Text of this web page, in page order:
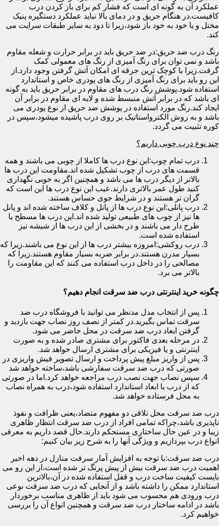
عملکرد آن به گونه ای است که فشار کم برای باز کردن درب
کافیست.در هنگام حریق و در دمای بالا نباید عملکرد دستگیره پنیک
مختل و یا خود به خود باز شود،زیرا تا دود به سایر طبقات سرایت می
کند.
رنگ درب ضد حریق:در ضد حریق باید در برابر حرارت و شعله مقاوم
باشد و نمی توان برای رنگ آمیزی از رنگ های معمولی کمک
گرفت.زیرا با کوچک ترین جرقه ای امکان آتش گرفتن وجود دارد.از
این رو باید برای رنگ آمیزی از رنگ های پودری خاص و استاندارد
استفاده شود.پوشش رنگ درب های مقاوم در برابر حریق باید به گونه
ای باشد که در برابر آتش منبسط شده و لایه ای مقاوم در برابر آن
ایجاد کند.رنگ مورد استفاده در پوشش ضد حریق از نوع پودری می
باشد و به روش الکترواستاتیک بر روی درب پاشیده میشود،سپس در
کوره تثبیت می گردد.
چند نوع درب چوبی داریم؟
درب تمام چوب:این نوع درب ها کاملا از چوبی می باشند و همه
قسمت های درب از چوب تشکیل شده اند.مقاومت این درب ها
بالاتر از دیگر درب ها می باشد و همچنین اگر به خوبی نگهداری
کنید طول عمر بالاتری دارند.عیب این نوع درب ها این است که
گران تر هستند و در شرایط جوی حساس هستند.
درب پانلی:این نوع درب ها از پانل و کلاف ساخته شده اند و پانل
ها نیز از چوب های طبیعی تولید شده اند.این درب ها مسطح یا
طرح دار می باشند و در بخشی از این درب ها از شیشه نیز
استفاده شده است.
درب روکشی:امروزه بیشتر درب ها از این نوع می باشند.زیرا که
بسیار مدرن هستند.در برابر ضربه بسیار مقاوم هستند.زیرا که
مصالحی را در داخل درب استفاده می کنند که این مقاومت را
بالاتر می برد.
چگونه خرید اینترنتی درب ضد سرقت انجام دهیم؟
پس از انتخاب مدل مدنظر می توانید با فروشگاه درب ضد
سرقت تماس بگیرید.در کمتر از نصف روز نصاب جهت بازدید و
گرفتن ابعاد درب ضد سرقت در محل حاضر می شود.
در مرحله بعدی فاکتور برای مشتری صادر شده و به صورت
اینترنتی و یا فیزیکی برای مشتری ارسال خواهد شد.
پس از واریز مبلغ پیش پرداخت و ارسال تصویر فیش واریزی در
صورتی که درب ضد سرقت سفارشی باشد،ساخته خواهد شد
سپس نصاب جهت نصب درب مراجعه خواهد کرد.اما در صورتی
که از درب با ابعاد استاندارد استفاده شود،درب به همراه نصاب
به محل فرستاده خواهد شد.
درب ضد سرقت محل تلاقی دو مفهوم متضاد،یعنی ظرافت و نفوذ
ناپذیری باشد،چراکه تمامی افراد از درب ضد سرقت انتظار ظاهری
زیبا و در عین حال ساختاری مستحکم دارند.حال قصد داریم به معرفی
انواع درب بپردازیم و ویژگی آنها را به شرح زیر بیان کنیم:
درب ضد سرقت:با توجه به افزایش آمار سرقت منازل در دهه اخیر
اهمیت درب ضد سرقت بیش از پیش پرنگ تر شده است،از این رو می
بایست کیفیت ساخت درب و قفل استفاده شده در آن،بالاترین
استاندارد ممکن را داشته باشد و از آنجایی که درب ضد سرقت نوعی
درب ورودی هم محسوب می شود باید از ظاهری مناسب برخوردار
باشد در ادامه ساختار درب ضد سرقت و همچنین انواع آن را بررسی
خواهیم کرد.